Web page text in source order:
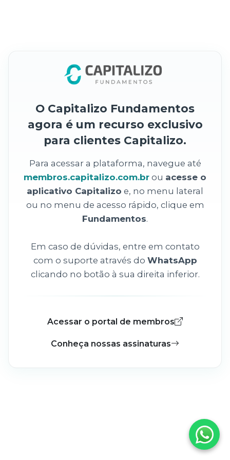
O Capitalizo Fundamentos
agora é um recurso exclusivo
para clientes Capitalizo.
Para acessar a plataforma, navegue até
membros.capitalizo.com.br ou acesse o
aplicativo Capitalizo e, no menu lateral
ou no menu de acesso rápido, clique em
Fundamentos.
Em caso de dúvidas, entre em contato
com o suporte através do WhatsApp
clicando no botão à sua direita inferior.
Acessar o portal de membros
Conheça nossas assinaturas